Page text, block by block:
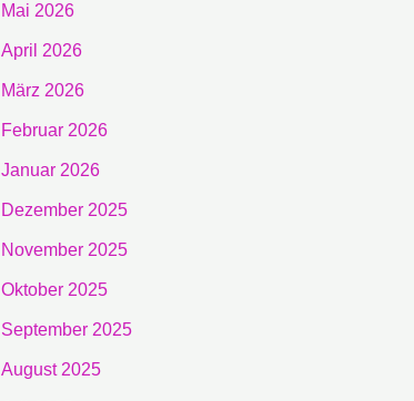
Mai 2026
April 2026
März 2026
Februar 2026
Januar 2026
Dezember 2025
November 2025
Oktober 2025
September 2025
August 2025